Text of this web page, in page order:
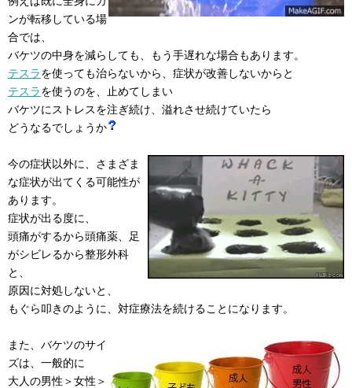
ンが転移している場
合では、
バケツの中身を減らしても、もう手遅れな場合もあります。
テスラを使っても治らないから、症状が改善しないからと
テスラを使うのを、止めてしまい
バケツにストレスを注ぎ続け、溢れさせ続けていたら
どうなるでしょうか
今の症状以外に、さまざま
な症状が出てくる可能性が
あります。
症状が出る度に、
頭痛がするから頭痛薬、足
がシビレるから整形外科
と、
原因に対処しないと、
もぐら叩きのように、対症療法を続けることになります。
また、バケツのサイ
ズは、一般的に
大人の男性＞女性＞